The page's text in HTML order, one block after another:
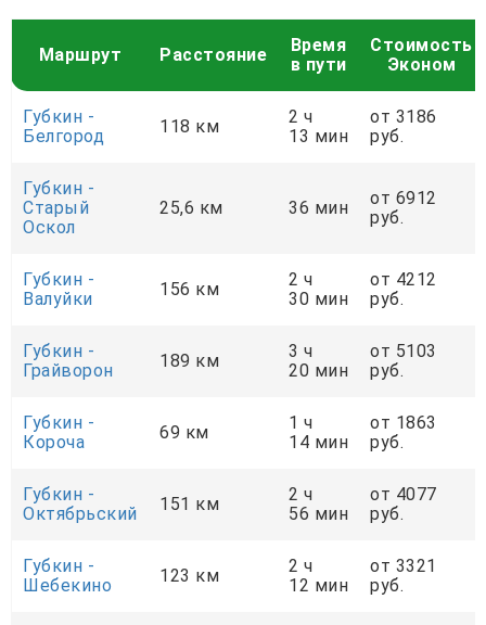
Маршрут Расстояние
Время
в пути
Стоимость
Эконом
Губкин -
Белгород
118 км
2 ч
13 мин
от 3186
руб.
Губкин -
Старый
Оскол
25,6 км 36 мин
от 6912
руб.
Губкин -
Валуйки
156 км
2 ч
30 мин
от 4212
руб.
Губкин -
Грайворон
189 км
3 ч
20 мин
от 5103
руб.
Губкин -
Короча
69 км
1 ч
14 мин
от 1863
руб.
Губкин -
Октябрьский
151 км
2 ч
56 мин
от 4077
руб.
Губкин -
Шебекино
123 км
2 ч
12 мин
от 3321
руб.